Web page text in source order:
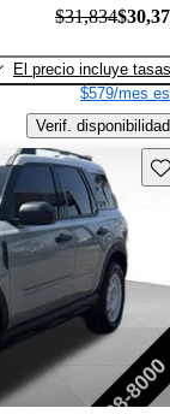
$31,834
El precio incluye tasas
$579/mes
Verif. disponibilidad